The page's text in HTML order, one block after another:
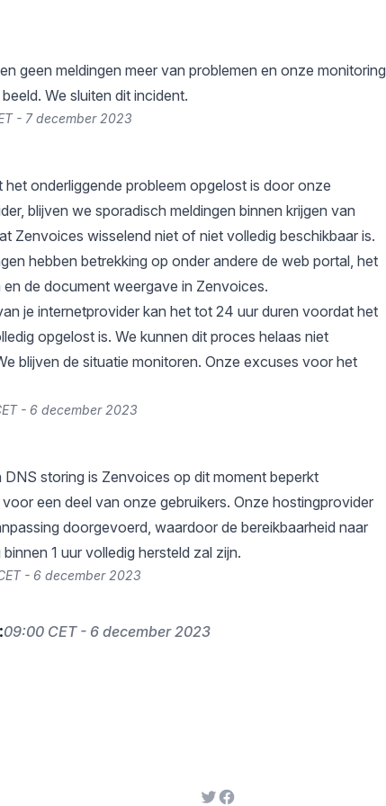
geen meldingen meer van problemen en onze monitoring
We sluiten dit incident.
- 7 december 2023
het onderliggende probleem opgelost is door onze
blijven we sporadisch meldingen binnen krijgen van
Zenvoices wisselend niet of niet volledig beschikbaar is.
hebben betrekking op onder andere de web portal, het
en de document weergave in Zenvoices.
je internetprovider kan het tot 24 uur duren voordat het
opgelost is. We kunnen dit proces helaas niet
blijven de situatie monitoren. Onze excuses voor het
- 6 december 2023
DNS storing is Zenvoices op dit moment beperkt
een deel van onze gebruikers. Onze hostingprovider
doorgevoerd, waardoor de bereikbaarheid naar
1 uur volledig hersteld zal zijn.
- 6 december 2023
09:00 CET - 6 december 2023
TwitterFacebook